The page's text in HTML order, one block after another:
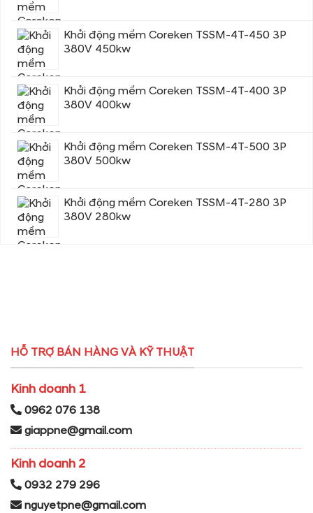
Khởi động mềm Coreken TSSM-4T-450 3P
380V 450kw
Khởi động mềm Coreken TSSM-4T-400 3P
380V 400kw
Khởi động mềm Coreken TSSM-4T-500 3P
380V 500kw
Khởi động mềm Coreken TSSM-4T-280 3P
380V 280kw
HỖ TRỢ BÁN HÀNG VÀ KỸ THUẬT
Kinh doanh 1
0962 076 138
giappne@gmail.com
Kinh doanh 2
0932 279 296
nguyetpne@gmail.com